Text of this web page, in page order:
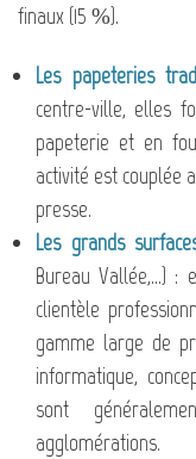
finaux (15 %).
Les papeteries
centre-ville, elles
papeterie et en
activité est couplée
presse.
Les grands
Bureau Vallée,…) :
clientèle
gamme large de
informatique,
sont
agglomérations.